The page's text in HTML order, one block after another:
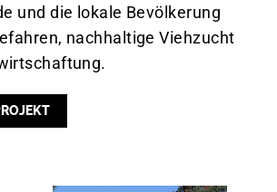
und die lokale Bevölkerung
nachhaltige Viehzucht